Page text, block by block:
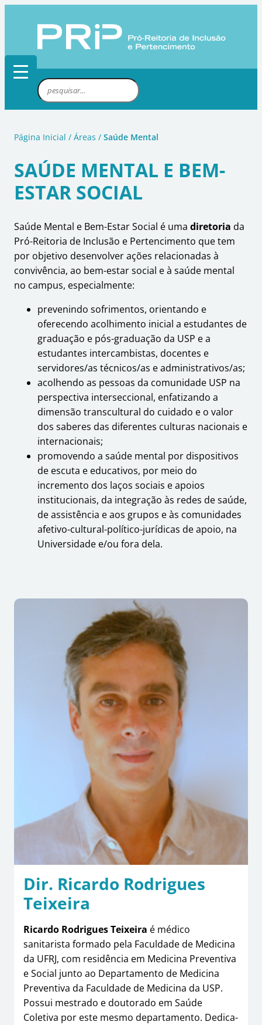
conteúdo
P
e
s
u
s
a
r
Página Inicial / Áreas / Saúde Mental
SAÚDE MENTAL E BEM-
ESTAR SOCIAL
Saúde Mental e Bem-Estar Social é uma diretoria da
Pró-Reitoria de Inclusão e Pertencimento que tem
por objetivo desenvolver ações relacionadas à
convivência, ao bem-estar social e à saúde mental
no campus, especialmente:
prevenindo sofrimentos, orientando e
oferecendo acolhimento inicial a estudantes de
graduação e pós-graduação da USP e a
estudantes intercambistas, docentes e
servidores/as técnicos/as e administrativos/as;
acolhendo as pessoas da comunidade USP na
perspectiva interseccional, enfatizando a
dimensão transcultural do cuidado e o valor
dos saberes das diferentes culturas nacionais e
internacionais;
promovendo a saúde mental por dispositivos
de escuta e educativos, por meio do
incremento dos laços sociais e apoios
institucionais, da integração às redes de saúde,
de assistência e aos grupos e às comunidades
afetivo-cultural-político-jurídicas de apoio, na
Universidade e/ou fora dela.
Dir. Ricardo Rodrigues
Teixeira
Ricardo Rodrigues Teixeira é médico
sanitarista formado pela Faculdade de Medicina
da UFRJ, com residência em Medicina Preventiva
e Social junto ao Departamento de Medicina
Preventiva da Faculdade de Medicina da USP.
Possui mestrado e doutorado em Saúde
Coletiva por este mesmo departamento. Dedica-